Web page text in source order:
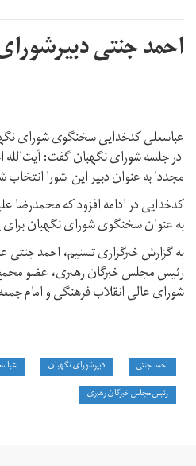
احمد جنتی
در جلسه شورای نگهبان گفت: آیت‌الله
مجددا به عنوان دبیر این شورا
کدخدایی در ادامه افزود که محمدرضا
به عنوان سخنگوی شورای نگهبان
به گزارش خبرگزاری تسنیم، احمد جنتی
رئیس مجلس خبرگان رهبری، عضو
شورای عالی انقلاب فرهنگی و امام
احمد جنتی دبیرشورای نگهبان
رئیس مجلس خبرگان رهبری